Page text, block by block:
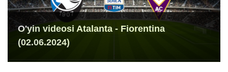
O'yin videosi Atalanta - Fiorentina
(02.06.2024)